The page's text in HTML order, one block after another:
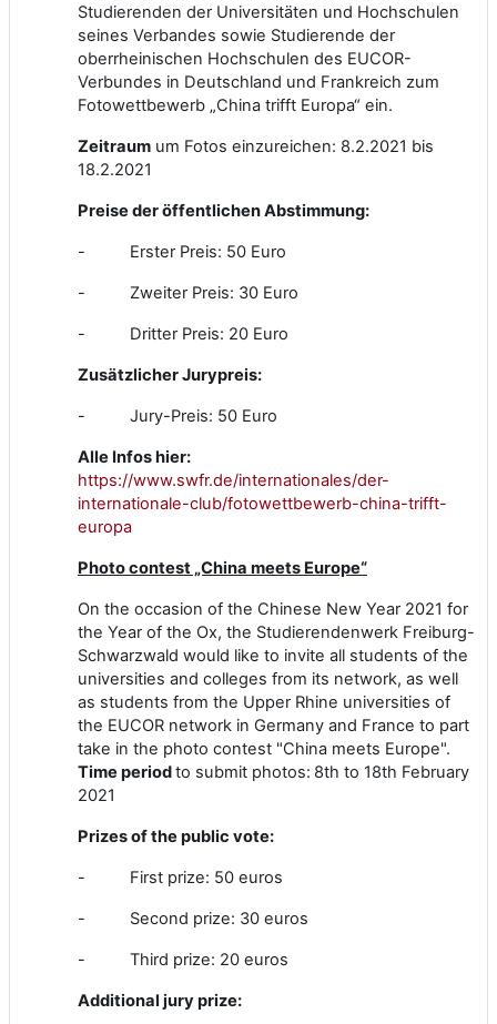
Studierenden der Universitäten und Hochschulen
seines Verbandes sowie Studierende der
oberrheinischen Hochschulen des EUCOR-
Verbundes in Deutschland und Frankreich zum
Fotowettbewerb „China trifft Europa“ ein.
Zeitraum um Fotos einzureichen: 8.2.2021 bis
18.2.2021
Preise der öffentlichen Abstimmung:
- Erster Preis: 50 Euro
- Zweiter Preis: 30 Euro
- Dritter Preis: 20 Euro
Zusätzlicher Jurypreis:
- Jury-Preis: 50 Euro
Alle Infos hier:
https://www.swfr.de/internationales/der-
internationale-club/fotowettbewerb-china-trifft-
europa
Photo contest „China meets Europe“
On the occasion of the Chinese New Year 2021 for
the Year of the Ox, the Studierendenwerk Freiburg-
Schwarzwald would like to invite all students of the
universities and colleges from its network, as well
as students from the Upper Rhine universities of
the EUCOR network in Germany and France to part
take in the photo contest "China meets Europe".
Time periodto submit photos: 8th to 18th February
2021
Prizes of the public vote:
- First prize: 50 euros
- Second prize: 30 euros
- Third prize: 20 euros
Additional jury prize: